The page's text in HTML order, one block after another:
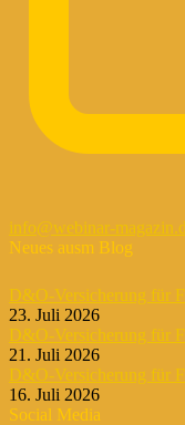
info@webinar-
Neues ausm Blog
D&O-Versicherung für
23. Juli 2026
D&O-Versicherung für
21. Juli 2026
D&O-Versicherung für
16. Juli 2026
Social Media